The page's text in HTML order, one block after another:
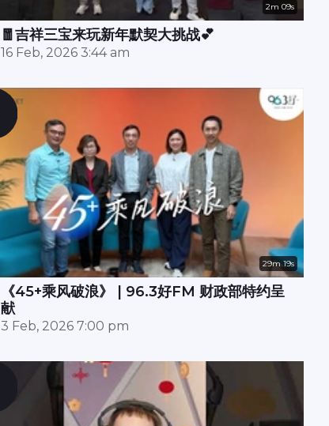
2m 09s
🧧吉祥三宝来玩新年默契大挑战💕
16 Feb, 2026 3:44 am
29m 19s
《45+乘风破浪》 | 96.3好FM 财政部特约呈
献
3 Feb, 2026 7:00 pm